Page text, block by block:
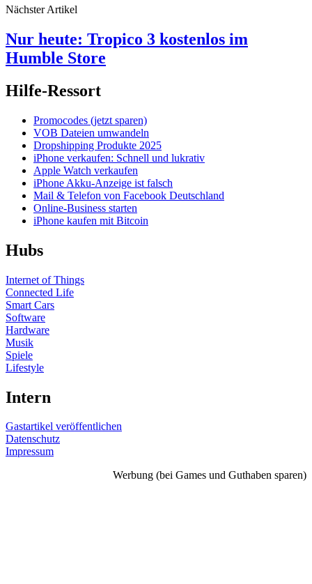
Nächster Artikel
Nur heute: Tropico 3 kostenlos im
Humble Store
Hilfe-Ressort
Promocodes (jetzt sparen)
VOB Dateien umwandeln
Dropshipping Produkte 2025
iPhone verkaufen: Schnell und lukrativ
Apple Watch verkaufen
iPhone Akku-Anzeige ist falsch
Mail & Telefon von Facebook Deutschland
Online-Business starten
iPhone kaufen mit Bitcoin
Hubs
Internet of Things
Connected Life
Smart Cars
Software
Hardware
Musik
Spiele
Lifestyle
Intern
Gastartikel veröffentlichen
Datenschutz
Impressum
Werbung (bei Games und Guthaben sparen)